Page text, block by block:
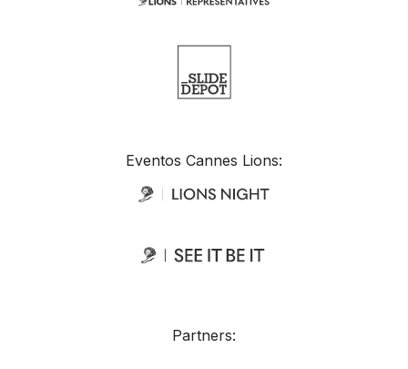
Eventos Cannes Lions:
Partners: